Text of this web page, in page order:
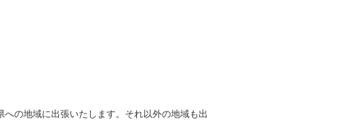
の地域に出張いたします。それ以外の地域も出